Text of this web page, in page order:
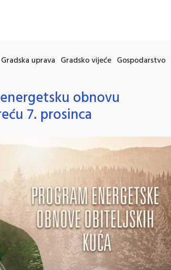
Gradska uprava Gradsko vijeće Gospodarstvo
obnovu
7. prosinca